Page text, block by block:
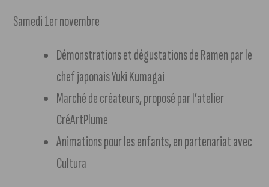
Samedi 1er novembre
Démonstrations et dégustations de Ramen par le
chef japonais Yuki Kumagai
Marché de créateurs, proposé par l’atelier
CréArtPlume
Animations pour les enfants, en partenariat avec
Cultura